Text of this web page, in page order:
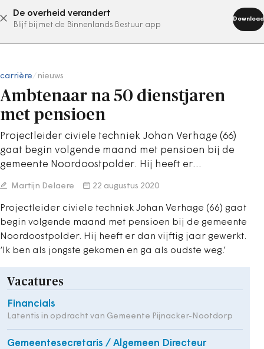
De overheid verandert
Blijf bij met de Binnenlands Bestuur app
Download
abonneer nu
carrière nieuws
Ambtenaar na 50 dienstjaren
met pensioen
Projectleider civiele techniek Johan Verhage (66)
gaat begin volgende maand met pensioen bij de
gemeente Noordoostpolder. Hij heeft er…
Martijn Delaere 22 augustus 2020
Projectleider civiele techniek Johan Verhage (66) gaat
begin volgende maand met pensioen bij de gemeente
Noordoostpolder. Hij heeft er dan vijftig jaar gewerkt.
‘Ik ben als jongste gekomen en ga als oudste weg.’
Vacatures
Financials
Latentis in opdracht van Gemeente Pijnacker-Nootdorp
Gemeentesecretaris / Algemeen Directeur